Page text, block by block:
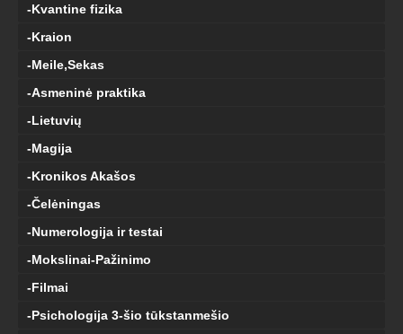
-Kvantine fizika
-Kraion
-Meile,Sekas
-Asmeninė praktika
-Lietuvių
-Magija
-Kronikos Akašos
-Čelėningas
-Numerologija ir testai
-Mokslinai-Pažinimo
-Filmai
-Psichologija 3-šio tūkstanmešio